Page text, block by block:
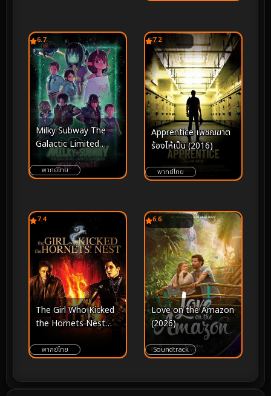
6.7
Milky Subway The
Galactic Limited
Express to the
Theater (2026) มิลกี้
พากย์ไทย
7.2
Apprentice เพชฌฆาต
ร้องไห้เป็น (2016)
พากย์ไทย
7.4
The Girl Who Kicked
the Hornets Nest
ขบถสาวโค่นทรชน ปิด
บัญชีคลั่ง (2009)
พากย์ไทย
6.6
Love on the Amazon
(2026)
Soundtrack